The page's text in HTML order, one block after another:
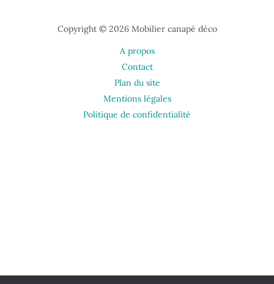
Copyright © 2026 Mobilier canapé déco
A propos
Contact
Plan du site
Mentions légales
Politique de confidentialité